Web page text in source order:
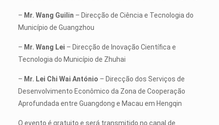
– Mr. Wang Guilin – Direcção de Ciência e Tecnologia do
Município de Guangzhou
– Mr. Wang Lei – Direcção de Inovação Científica e
Tecnologia do Município de Zhuhai
– Mr. Lei Chi Wai António – Direcção dos Serviços de
Desenvolvimento Econômico da Zona de Cooperação
Aprofundada entre Guangdong e Macau em Hengqin
O evento é gratuito e será transmitido no canal de